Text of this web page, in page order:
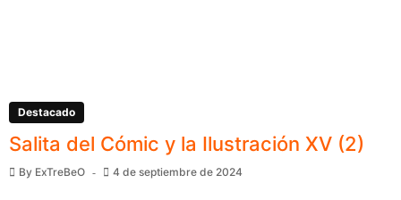
Destacado
Salita del Cómic y la Ilustración XV (2)
By ExTreBeO 4 de septiembre de 2024